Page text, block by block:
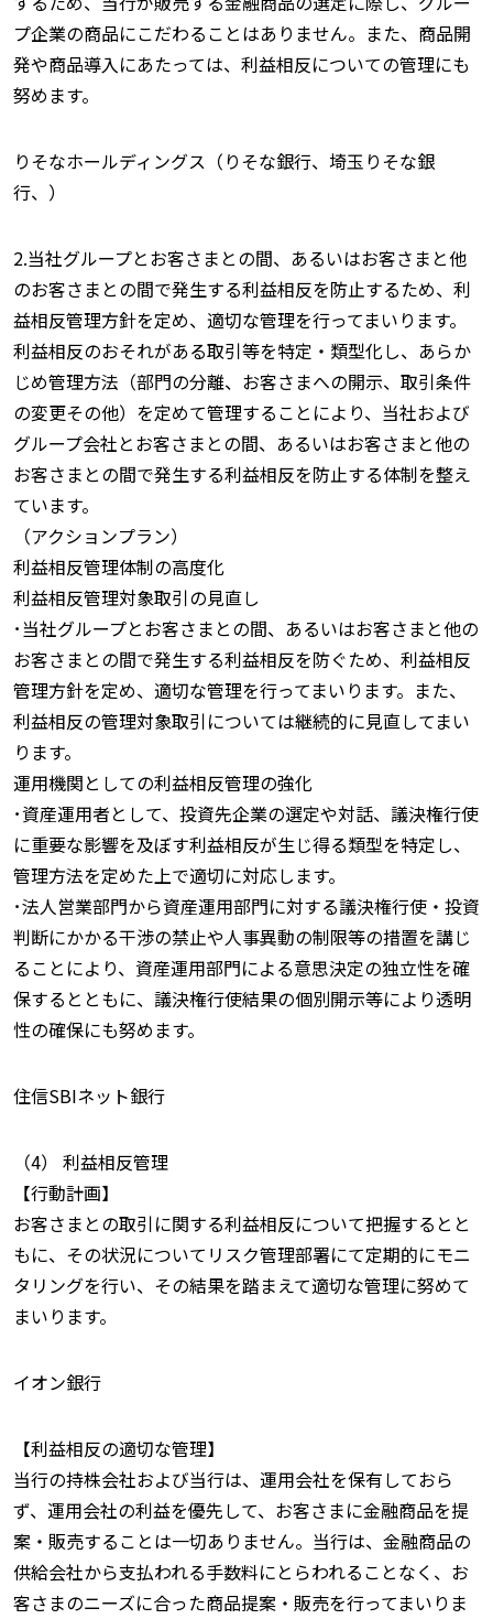
プ企業の商品にこだわることはありません。また、商品開
発や商品導入にあたっては、利益相反についての管理にも
努めます。
りそなホールディングス（りそな銀行、埼玉りそな銀
行、）
2.当社グループとお客さまとの間、あるいはお客さまと他
のお客さまとの間で発生する利益相反を防止するため、利
益相反管理方針を定め、適切な管理を行ってまいります。
利益相反のおそれがある取引等を特定・類型化し、あらか
じめ管理方法（部門の分離、お客さまへの開示、取引条件
の変更その他）を定めて管理することにより、当社および
グループ会社とお客さまとの間、あるいはお客さまと他の
お客さまとの間で発生する利益相反を防止する体制を整え
ています。
（アクションプラン）
利益相反管理体制の高度化
利益相反管理対象取引の見直し
･当社グループとお客さまとの間、あるいはお客さまと他の
お客さまとの間で発生する利益相反を防ぐため、利益相反
管理方針を定め、適切な管理を行ってまいります。また、
利益相反の管理対象取引については継続的に見直してまい
ります。
運用機関としての利益相反管理の強化
･資産運用者として、投資先企業の選定や対話、議決権行使
に重要な影響を及ぼす利益相反が生じ得る類型を特定し、
管理方法を定めた上で適切に対応します。
･法人営業部門から資産運用部門に対する議決権行使・投資
判断にかかる干渉の禁止や人事異動の制限等の措置を講じ
ることにより、資産運用部門による意思決定の独立性を確
保するとともに、議決権行使結果の個別開示等により透明
性の確保にも努めます。
住信SBIネット銀行
（4） 利益相反管理
【行動計画】
お客さまとの取引に関する利益相反について把握するとと
もに、その状況についてリスク管理部署にて定期的にモニ
タリングを行い、その結果を踏まえて適切な管理に努めて
まいります。
イオン銀行
【利益相反の適切な管理】
当行の持株会社および当行は、運用会社を保有しておら
ず、運用会社の利益を優先して、お客さまに金融商品を提
案・販売することは一切ありません。当行は、金融商品の
供給会社から支払われる手数料にとらわれることなく、お
客さまのニーズに合った商品提案・販売を行ってまいりま